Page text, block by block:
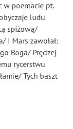
w poemacie pt.
ludu
spiżową/
I Mars zawołał:
Boga/ Prędzej
rycerstwu
Tych baszt